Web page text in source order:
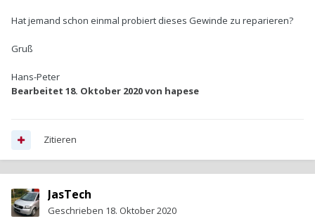
Hat jemand schon einmal probiert dieses Gewinde zu reparieren?
Gruß
Hans-Peter
Bearbeitet 18. Oktober 2020von hapese
Zitieren
JasTech
Geschrieben 18. Oktober 2020